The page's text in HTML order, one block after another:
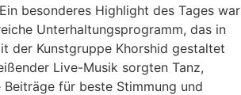
besonderes Highlight des Tages war
Unterhaltungsprogramm, das in
der Kunstgruppe Khorshid gestaltet
Live-Musik sorgten Tanz,
für beste Stimmung und